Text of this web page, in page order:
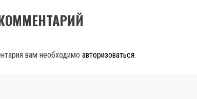
вам необходимо авторизоваться.